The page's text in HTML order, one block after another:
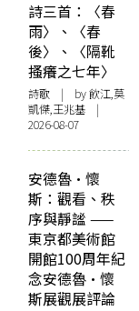
詩三首：〈春
雨〉、〈春
後〉、〈隔靴
搔癢之七年〉
詩歌 | by 飲江,莫
凱傑,王兆基 |
2026-08-07
安德魯·懷
斯：觀看、秩
序與靜謐 ——
東京都美術館
開館100周年紀
念安德魯·懷
斯展觀展評論